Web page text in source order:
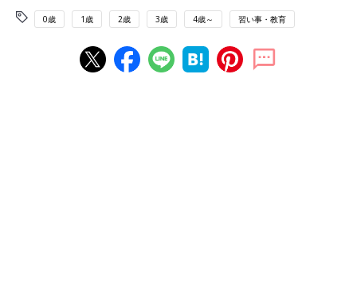
「Let’s change your diaper.」（さぁ、おむつを替えようね）
「Let’s change your clothes.」（お着替えしようね）
【感情編】気持ちに寄り添うやさしいフレーズ
0歳 1歳 2歳 3歳 4歳～ 習い事・教育